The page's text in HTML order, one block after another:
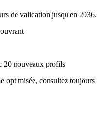
de validation jusqu'en 2036.
20 nouveaux profils
optimisée, consultez toujours